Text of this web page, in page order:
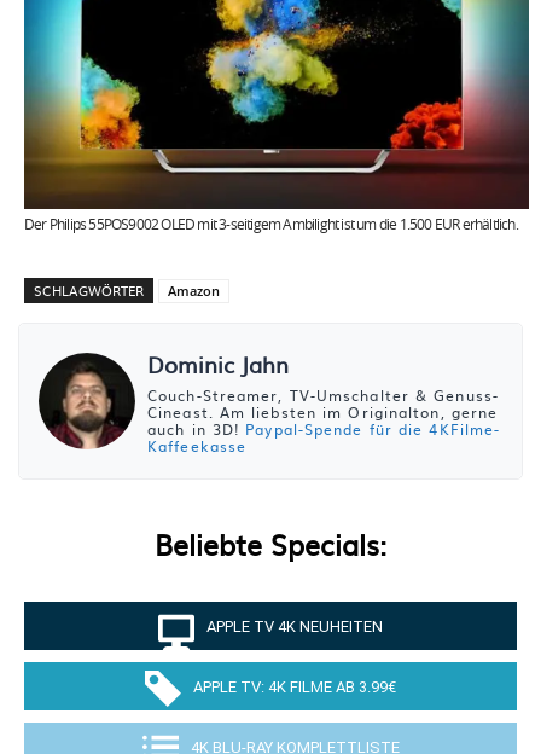
Der Philips 55POS9002 OLED mit 3-seitigem Ambilight ist um die 1.500 EUR erhältlich.
SCHLAGWÖRTER Amazon
Dominic Jahn
Couch-Streamer, TV-Umschalter & Genuss-
Cineast. Am liebsten im Originalton, gerne
auch in 3D! Paypal-Spende für die 4KFilme-
Kaffeekasse
Beliebte Specials:
APPLE TV 4K NEUHEITEN
APPLE TV: 4K FILME AB 3.99€
4K BLU-RAY KOMPLETTLISTE